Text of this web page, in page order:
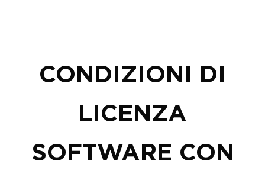
CONDIZIONI DI
LICENZA
SOFTWARE CON